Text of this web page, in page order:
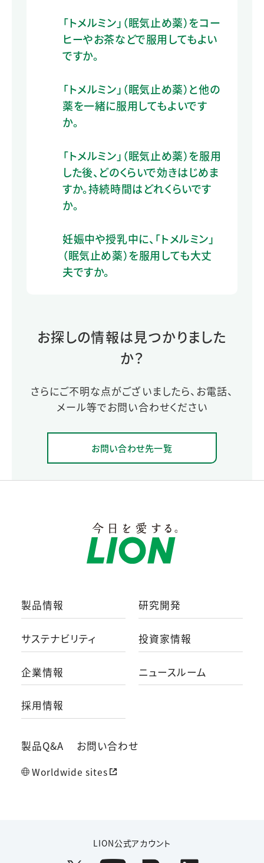
「トメルミン」（眠気止め薬）をコー
ヒーやお茶などで服用してもよい
ですか。
「トメルミン」（眠気止め薬）と他の
薬を一緒に服用してもよいです
か。
「トメルミン」（眠気止め薬）を服用
した後、どのくらいで効きはじめま
すか。持続時間はどれくらいです
か。
妊娠中や授乳中に、「トメルミン」
（眠気止め薬）を服用しても大丈
夫ですか。
お探しの情報は見つかりました
か？
さらにご不明な点がございましたら、お電話、
メール等でお問い合わせください
お問い合わせ先一覧
製品情報 研究開発
サステナビリティ 投資家情報
企業情報 ニュースルーム
採用情報
製品Q&A お問い合わせ
Worldwide sites
LION公式アカウント